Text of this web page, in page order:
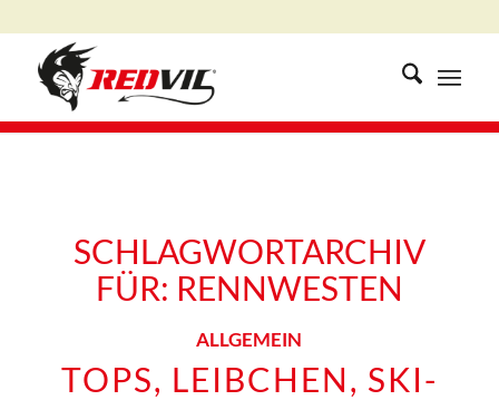
SCHLAGWORTARCHIV
FÜR: RENNWESTEN
ALLGEMEIN
TOPS, LEIBCHEN, SKI-